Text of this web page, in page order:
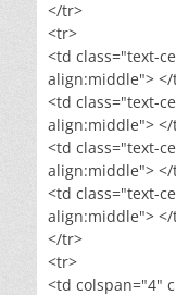
</tr>
<tr>
<td class="text-
align:middle">
<td class="text-
align:middle">
<td class="text-
align:middle">
<td class="text-
align:middle">
</tr>
<tr>
<td colspan="4"